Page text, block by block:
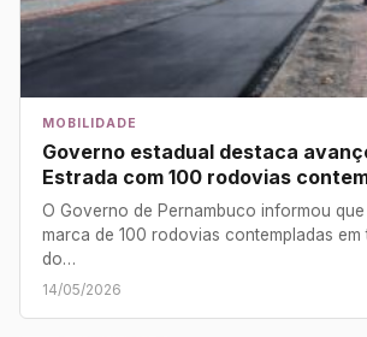
MOBILIDADE
Governo estadual destaca
Estrada com 100 rodovias
O Governo de Pernambuco informou
marca de 100 rodovias contempladas em
do…
14/05/2026